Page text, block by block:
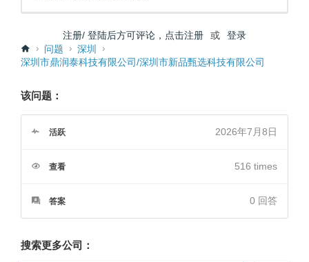
注册/ 登陆后方可评论，点击注册 或
登录
问题
深圳
深圳市鼎润泰科技有限公司/深圳市新品甄选科技有限公司
该问题：
活跃 2026年7月8日
查看 516 times
答案 0 回答
搜索更多公司：